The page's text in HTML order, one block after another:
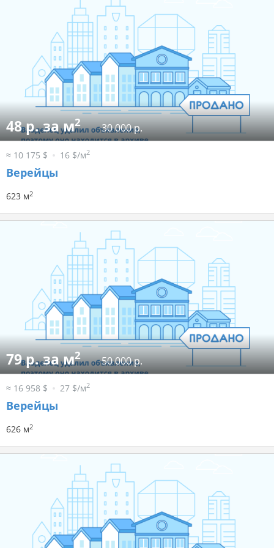
48 р. за м2 30 000 р.
≈ 10 175 $ 16 $/м2
Верейцы
623 м2
79 р. за м2 50 000 р.
≈ 16 958 $ 27 $/м2
Верейцы
626 м2